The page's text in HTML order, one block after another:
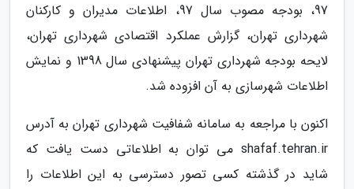
97، بودجه مصوب سال 97، اطلاعات مدیران و کارکنان
شهرداری تهران، گزارش عملکرد اقتصادی شهرداری تهران،
لایحه بودجه شهرداری تهران پیشنهادی سال 1398 و نمایش
اطلاعات شهرسازی به آن افزوده شد.
اکنون با مراجعه به سامانه شفافیت شهرداری تهران به آدرس
shafaf.tehran.ir می توان به اطلاعاتی دست یافت که
شاید در گذشته کسی تصور دسترسی به این اطلاعات را